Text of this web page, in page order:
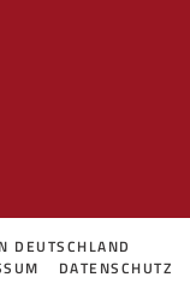
DEUTSCHLAND
DATENSCHUTZ